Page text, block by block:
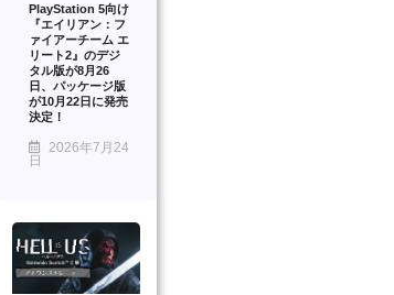
PlayStation 5向け
『エイリアン：フ
ァイアーチーム エ
リート2』のデジ
タル版が8月26
日、パッケージ版
が10月22日に発売
決定！
2026年7月24
日